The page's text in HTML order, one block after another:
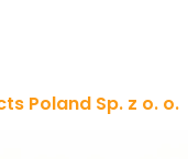
Poland Sp. z o. o.